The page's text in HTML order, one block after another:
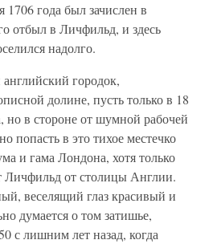
1706 года был зачислен в
отбыл в Личфильд, и здесь
надолго.
городок,
долине, пусть только в 18
но в стороне от шумной рабочей
попасть в это тихое местечко
и гама Лондона, хотя только
Личфильд от столицы Англии.
веселящий глаз красивый и
думается о том затишье,
с лишним лет назад, когда